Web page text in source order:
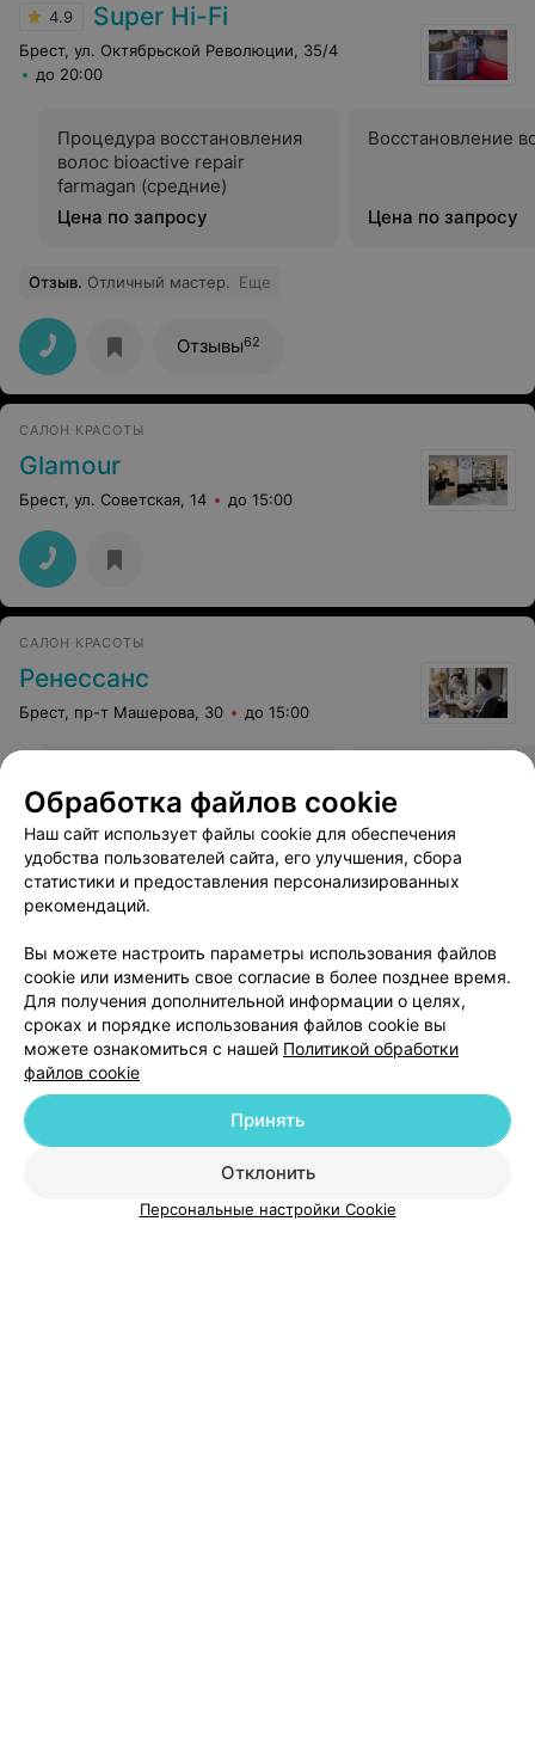
4.9 Super Hi-Fi
Брест, ул. Октябрьской Революции, 35/4
до 20:00
Процедура восстановления
волос bioactive repair
farmagan (средние)
Цена по запросу
Восстановление
Цена по запросу
Отзыв. Отличный мастер. Еще
Отзывы62
САЛОН КРАСОТЫ
Glamour
Брест, ул. Советская, 14 до 15:00
САЛОН КРАСОТЫ
Ренессанс
Брест, пр-т Машерова, 30 до 15:00
волос
Цена по запросу
Добавить специалиста
Обработка файлов cookie
Наш сайт использует файлы cookie для обеспечения
удобства пользователей сайта, его улучшения, сбора
статистики и предоставления персонализированных
рекомендаций.
Вы можете настроить параметры использования файлов
cookie или изменить свое согласие в более позднее время.
Для получения дополнительной информации о целях,
сроках и порядке использования файлов cookie вы
можете ознакомиться с нашей Политикой обработки
файлов cookie
Отклонить
Принять
Персональные настройки Cookie